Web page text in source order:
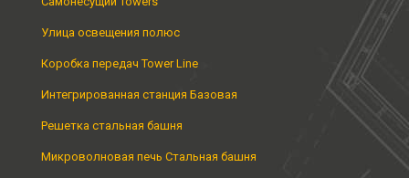
Улица освещения полюс
Коробка передач Tower Line
Интегрированная станция Базовая
Решетка стальная башня
Микроволновая печь Стальная башня